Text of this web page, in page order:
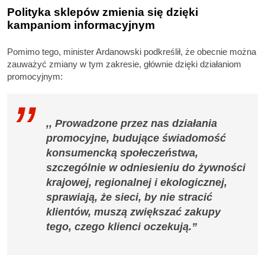
Polityka sklepów zmienia się dzięki
kampaniom informacyjnym
Pomimo tego, minister Ardanowski podkreślił, że obecnie można
zauważyć zmiany w tym zakresie, głównie dzięki działaniom
promocyjnym:
,, Prowadzone przez nas działania
promocyjne, budujące świadomość
konsumencką społeczeństwa,
szczególnie w odniesieniu do żywności
krajowej, regionalnej i ekologicznej,
sprawiają, że sieci, by nie stracić
klientów, muszą zwiększać zakupy
tego, czego klienci oczekują.”